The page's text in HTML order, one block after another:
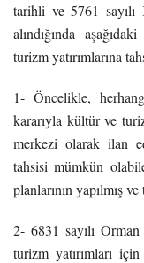
tarihli ve 5761 sayılı
alındığında
turizm yatırımlarına
1- Öncelikle,
kararıyla kültür ve
merkezi olarak ilan
tahsisi mümkün
planlarının yapılmış
2- 6831 sayılı
turizm yatırımları